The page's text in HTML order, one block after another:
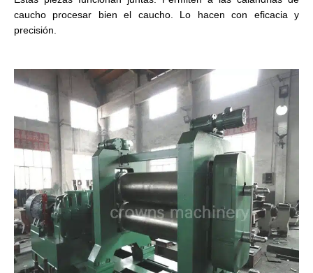
caucho procesar bien el caucho. Lo hacen con eficacia y
precisión.